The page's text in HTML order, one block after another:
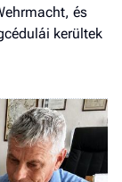
és
kerültek